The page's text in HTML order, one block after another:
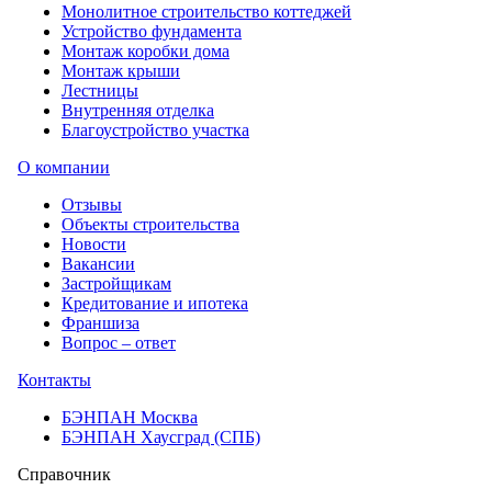
Монолитное строительство коттеджей
Устройство фундамента
Монтаж коробки дома
Монтаж крыши
Лестницы
Внутренняя отделка
Благоустройство участка
О компании
Отзывы
Объекты строительства
Новости
Вакансии
Застройщикам
Кредитование и ипотека
Франшиза
Вопрос – ответ
Контакты
БЭНПАН Москва
БЭНПАН Хаусград (СПБ)
Справочник